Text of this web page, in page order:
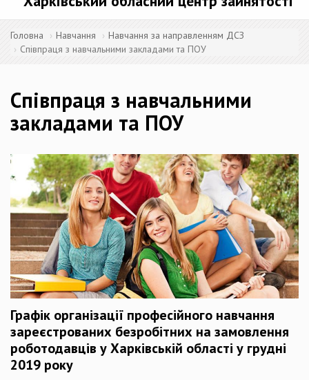
Головна Навчання
Навчання за направленням ДСЗ
Співпраця з навчальними закладами та ПОУ
Співпраця з навчальними
закладами та ПОУ
Графік організації професійного навчання
зареєстрованих безробітних на замовлення
роботодавців у Харківській області у грудні
2019 року